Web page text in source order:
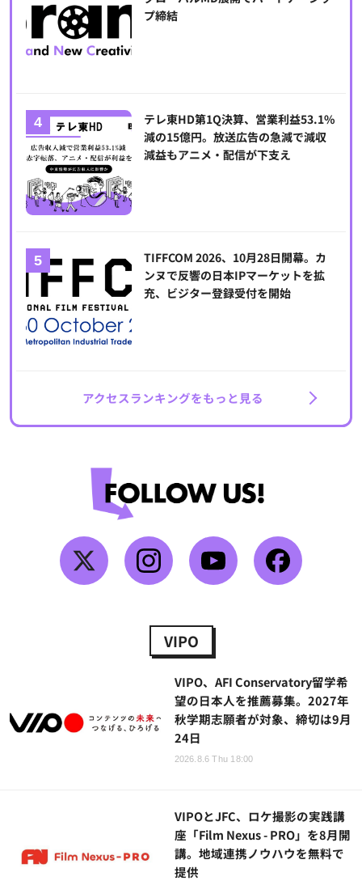
プ締結
テレ東HD第1Q決算、営業利益53.1%
減の15億円。放送広告の急減で減収
減益もアニメ・配信が下支え
TIFFCOM 2026、10月28日開幕。カ
ンヌで反響の日本IPマーケットを拡
充、ビジター登録受付を開始
アクセスランキングをもっと見る
VIPO
VIPO、AFI Conservatory留学希
望の日本人を推薦募集。2027年
秋学期志願者が対象、締切は9月
24日
2026.8.6 Thu 18:00
VIPOとJFC、ロケ撮影の実践講
座「Film Nexus - PRO」を8月開
講。地域連携ノウハウを無料で
提供